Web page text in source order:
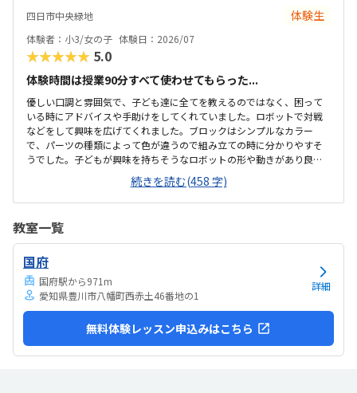
できました。入室したら必ず手を洗うルールも良いです。教室にある
教科書などもきちんと整理整頓されています。キット代が兄弟割引で
半額になりました。入会金も無料に。欲を言えば、...
四日市中央緑地 体験生
体験者：小3/女の子 体験日：2026/07
★★★★★ 5.0
体験時間は授業90分すべて使わせてもらった...
優しい口調と雰囲気で、子ども達に全てを教えるのではなく、困って
いる時にアドバイスや手助けをしてくれていました。ロボットで対戦
などをして興味を広げてくれました。ブロックはシンプルなカラー
で、パーツの種類によって色が違うので組み立ての時に分かりやすそ
うでした。子どもが興味を持ちそうなロボットの形や動きがあり良か
ったです。駐車場は停めやすく、分かりやすい場所にあるので助かり
ます。近くに別の施設もあるので、習ってない兄弟が過ごしやすいと
思いました。教室はシンプルで余計なものが置いてないので集中でき
したりできるのは助かります。料金は今の物価で考えれば高いとは思
いませんが、子どもの成長具合で判断すると思います。子どもが自発
的にどんどん作り進めていったのには正直驚きました。最初からたく
さんあれこれ説明されずブロックを触らせてもらったの...
続きを読む(458 字)
教室一覧
国府
国府駅から971m
愛知県豊川市八幡町西赤土46番地の1
詳細
無料体験レッスン申込みはこちら